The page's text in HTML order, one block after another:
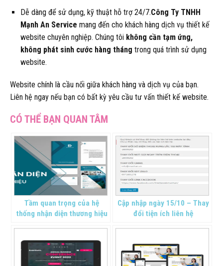
Dễ dàng để sử dụng, kỹ thuật hỗ trợ 24/7.Công Ty TNHH
Mạnh An Service mang đến cho khách hàng dịch vụ thiết kế
website chuyên nghiệp. Chúng tôi không cần tạm ứng,
không phát sinh cước hàng tháng trong quá trình sử dụng
website.
Website chính là cầu nối giữa khách hàng và dịch vụ của bạn.
Liên hệ ngay nếu bạn có bất kỳ yêu cầu tư vấn thiết kế website.
Tầm quan trọng của hệ
thống nhận diện thương hiệu
Cập nhập ngày 15/10 – Thay
đổi tiện ích liên hệ